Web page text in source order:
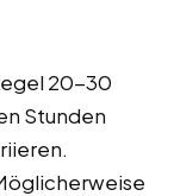
20-30
Stunden